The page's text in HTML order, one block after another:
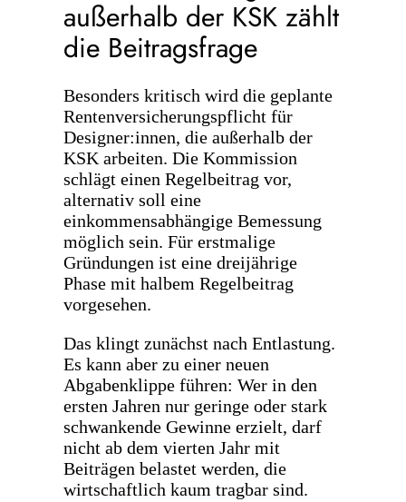
außerhalb der KSK zählt
die Beitragsfrage
Besonders kritisch wird die geplante
Rentenversicherungspflicht für
Designer:innen, die außerhalb der
KSK arbeiten. Die Kommission
schlägt einen Regelbeitrag vor,
alternativ soll eine
einkommensabhängige Bemessung
möglich sein. Für erstmalige
Gründungen ist eine dreijährige
Phase mit halbem Regelbeitrag
vorgesehen.
Das klingt zunächst nach Entlastung.
Es kann aber zu einer neuen
Abgabenklippe führen: Wer in den
ersten Jahren nur geringe oder stark
schwankende Gewinne erzielt, darf
nicht ab dem vierten Jahr mit
Beiträgen belastet werden, die
wirtschaftlich kaum tragbar sind.